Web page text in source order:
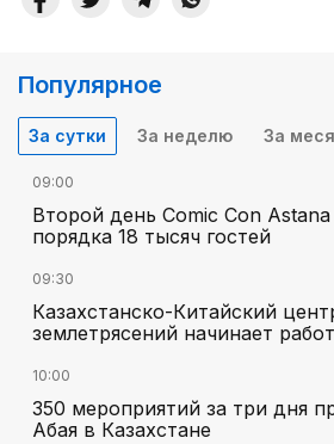
Популярное
За сутки За неделю За
09:00
Второй день Comic Con
порядка 18 тысяч гостей
09:30
Казахстанско-Китайский
землетрясений начинает
10:00
350 мероприятий за три дня
Абая в Казахстане